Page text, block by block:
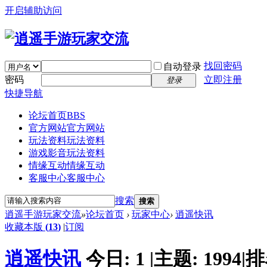
开启辅助访问
自动登录 找回密码
密码
登录
立即注册
快捷导航
论坛首页BBS
官方网站官方网站
玩法资料玩法资料
游戏影音玩法资料
情缘互动情缘互动
客服中心客服中心
搜索 搜索
逍遥手游玩家交流»论坛首页 › 玩家中心› 逍遥快讯
收藏本版 (13) |订阅
逍遥快讯 今日: 1 |主题: 1994|